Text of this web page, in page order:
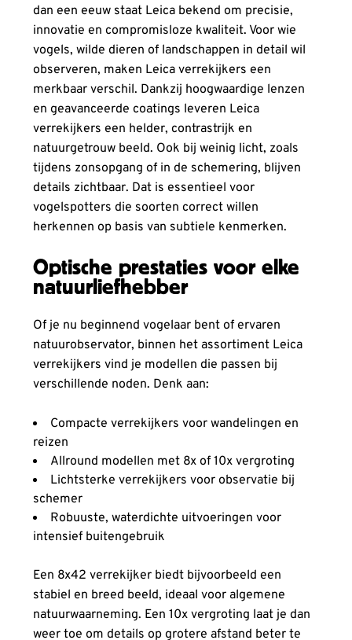
dan een eeuw staat Leica bekend om precisie,
innovatie en compromisloze kwaliteit. Voor wie
vogels, wilde dieren of landschappen in detail wil
observeren, maken Leica verrekijkers een
merkbaar verschil. Dankzij hoogwaardige lenzen
en geavanceerde coatings leveren Leica
verrekijkers een helder, contrastrijk en
natuurgetrouw beeld. Ook bij weinig licht, zoals
tijdens zonsopgang of in de schemering, blijven
details zichtbaar. Dat is essentieel voor
vogelspotters die soorten correct willen
herkennen op basis van subtiele kenmerken.
Optische prestaties voor elke
natuurliefhebber
Of je nu beginnend vogelaar bent of ervaren
natuurobservator, binnen het assortiment Leica
verrekijkers vind je modellen die passen bij
verschillende noden. Denk aan:
Compacte verrekijkers voor wandelingen en
reizen
Allround modellen met 8x of 10x vergroting
Lichtsterke verrekijkers voor observatie bij
schemer
Robuuste, waterdichte uitvoeringen voor
intensief buitengebruik
Een 8x42 verrekijker biedt bijvoorbeeld een
stabiel en breed beeld, ideaal voor algemene
natuurwaarneming. Een 10x vergroting laat je dan
weer toe om details op grotere afstand beter te